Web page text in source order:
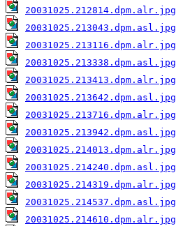
20031025.212814.dpm.alr.jpg
20031025.213043.dpm.asl.jpg
20031025.213116.dpm.alr.jpg
20031025.213338.dpm.asl.jpg
20031025.213413.dpm.alr.jpg
20031025.213642.dpm.asl.jpg
20031025.213716.dpm.alr.jpg
20031025.213942.dpm.asl.jpg
20031025.214013.dpm.alr.jpg
20031025.214240.dpm.asl.jpg
20031025.214319.dpm.alr.jpg
20031025.214537.dpm.asl.jpg
20031025.214610.dpm.alr.jpg